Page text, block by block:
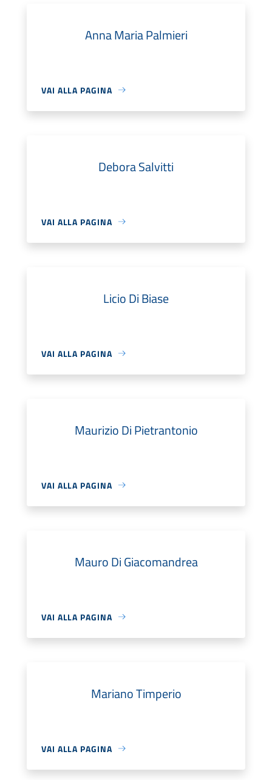
Anna Maria Palmieri
VAI ALLA PAGINA
Debora Salvitti
VAI ALLA PAGINA
Licio Di Biase
VAI ALLA PAGINA
Maurizio Di Pietrantonio
VAI ALLA PAGINA
Mauro Di Giacomandrea
VAI ALLA PAGINA
Mariano Timperio
VAI ALLA PAGINA